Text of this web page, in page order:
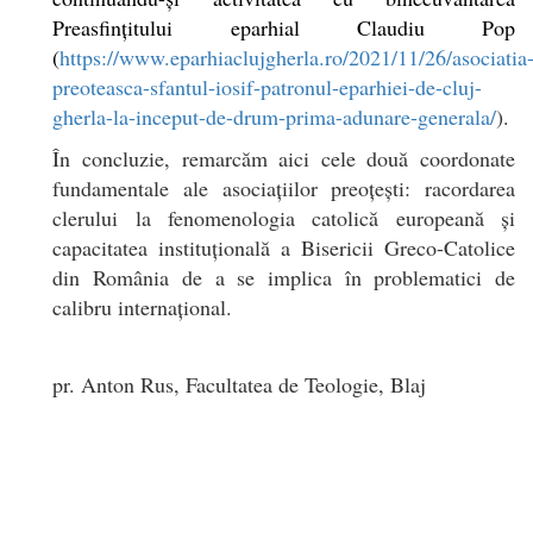
Preasfințitului eparhial Claudiu Pop
(https://www.eparhiaclujgherla.ro/2021/11/26/
preoteasca-sfantul-iosif-patronul-eparhiei-de-cluj-
gherla-la-inceput-de-drum-prima-adunare-generala/).
În concluzie, remarcăm aici cele două coordonate
fundamentale ale asociațiilor preoțești: racordarea
clerului la fenomenologia catolică europeană și
capacitatea instituțională a Bisericii Greco-Catolice
din România de a se implica în problematici de
calibru internațional.
pr. Anton Rus, Facultatea de Teologie, Blaj